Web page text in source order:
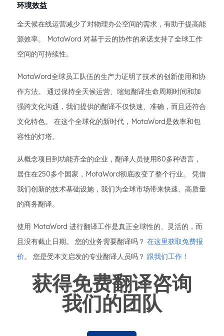
环境效益
全天候在线运营减少了对物理办公空间的需求，有助于提高能
源效率。 MotaWord 对基于云的协作的承诺支持了全球工作
空间的可持续性。
MotaWord全球员工队伍的生产力证明了技术的创新使用和协
作方法。 通过保持全天候运营、缩短翻译生命周期时间和加
强跨文化沟通，我们提供的翻译不仅快速、准确，而且还符合
文化特色。 在这个全球化的新时代，MotaWord是效率和包
容性的灯塔。
从概念项目到功能齐全的企业，翻译人员使用80多种语言，
居住在250多个国家，MotaWord彻底改变了整个行业。 凭借
我们创新的技术基础设施，我们为全球市场带来快速、高质量
的商务翻译。
使用 MotaWord 进行翻译工作是真正全球性的、灵活的，而
且没有截止日期。 您的业务需要翻译吗？ 在这里获取免费报
价。 您是受本文启发的专业翻译人员吗？ 跟我们工作！
获得免费翻译咨询
我们的团队